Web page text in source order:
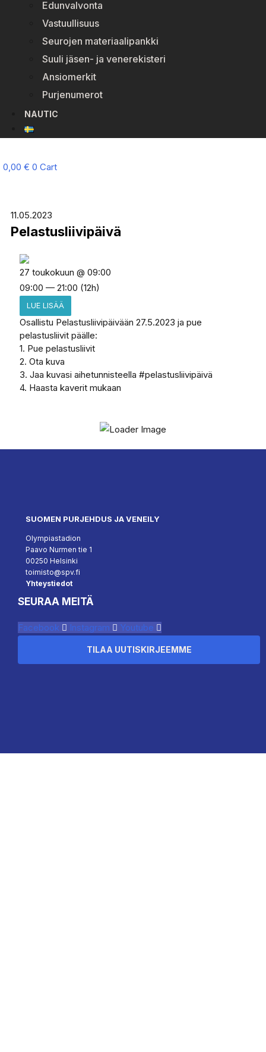
Edunvalvonta
Vastuullisuus
Seurojen materiaalipankki
Suuli jäsen- ja venerekisteri
Ansiomerkit
Purjenumerot
NAUTIC
0,00 € 0 Cart
11.05.2023
Pelastusliivipäivä
Osallistu Pelastusliivipäivään 27.5.2023 ja pue
pelastusliivit päälle:
1. Pue pelastusliivit
2. Ota kuva
3. Jaa kuvasi aihetunnisteella #pelastusliivipäivä
4. Haasta kaverit mukaan
27 toukokuun @ 09:00
09:00 — 21:00 (12h)
LUE LISÄÄ
SUOMEN PURJEHDUS JA VENEILY
Olympiastadion
Paavo Nurmen tie 1
00250 Helsinki
toimisto@spv.fi
Yhteystiedot
SEURAA MEITÄ
Facebook Instagram Youtube
TILAA UUTISKIRJEEMME